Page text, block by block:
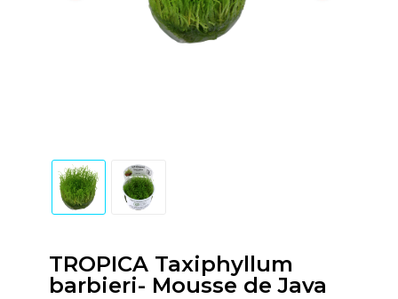
TROPICA Taxiphyllum
barbieri- Mousse de Java